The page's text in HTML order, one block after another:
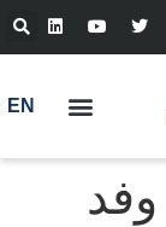
EN
وفد